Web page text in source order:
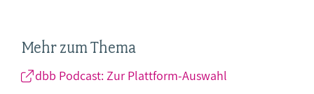
Mehr zum Thema
dbb Podcast: Zur Plattform-Auswahl